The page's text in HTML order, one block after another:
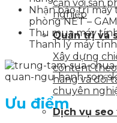
cận với sản
nghiệp
Quản trị và
Xây dựng
content theo
hàng và đối
chuyên
Dịch vụ
Nhận bảo trì máy
phòng NET –
Thu mua máy
Thanh lý máy
Ưu điểm